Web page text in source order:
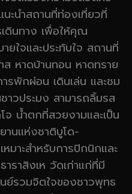
ะนำสถานที่ท่องเที่ยวที่
ดินทาง เพื่อให้คุณ
ยใจและประทับใจ สถานที่
ส หาดบ้านทอน หาดทราย
รพักผ่อน เดินเล่น และชม
วประมง สามารถลิ้มรส
จ น้ำตกที่สวยงามและเป็น
นแห่งชาติบูโด-
มาะสำหรับการปิกนิกและ
ราสิงเห วัดเก่าแก่ที่มี
ย์รวมจิตใจของชาวพุทธ